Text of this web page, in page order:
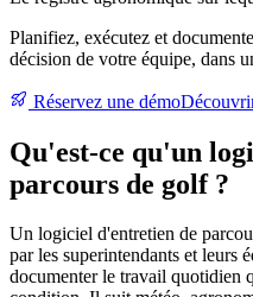
Planifiez, exécutez et
décision de votre équipe, dans
Réservez une démo
Qu'est-ce qu'un
parcours de golf ?
Un logiciel d'entretien de
par les superintendants et leurs
documenter le travail quotidien